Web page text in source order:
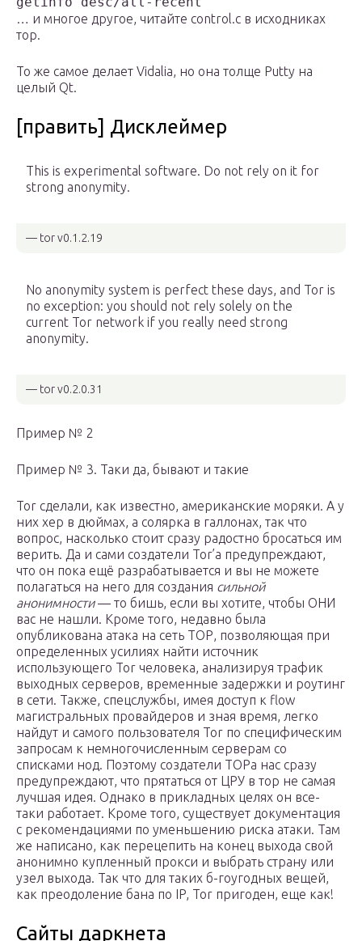
… и многое другое, читайте control.c в исходниках
тор.
То же самое делает Vidalia, но она толще Putty на
целый Qt.
[править] Дисклеймер
This is experimental software. Do not rely on it for
strong anonymity.
— tor v0.1.2.19
No anonymity system is perfect these days, and Tor is
no exception: you should not rely solely on the
current Tor network if you really need strong
anonymity.
— tor v0.2.0.31
Пример № 2
Пример № 3. Таки да, бывают и такие
Tor сделали, как известно, американские моряки. А у
них хер в дюймах, а солярка в галлонах, так что
вопрос, насколько стоит сразу радостно бросаться им
верить. Да и сами создатели Tor’а предупреждают,
что он пока ещё разрабатывается и вы не можете
полагаться на него для создания сильной
анонимности— то бишь, если вы хотите, чтобы ОНИ
вас не нашли. Кроме того, недавно была
опубликована атака на сеть ТОР, позволяющая при
определенных усилиях найти источник
использующего Tor человека, анализируя трафик
выходных серверов, временные задержки и роутинг
в сети. Также, спецслужбы, имея доступ к flow
магистральных провайдеров и зная время, легко
найдут и самого пользователя Tor по специфическим
запросам к немногочисленным серверам со
списками нод. Поэтому создатели ТОРа нас сразу
предупреждают, что прятаться от ЦРУ в тор не самая
лучшая идея. Однако в прикладных целях он все-
таки работает. Кроме того, существует документация
с рекомендациями по уменьшению риска атаки. Там
же написано, как перецепить на конец выхода свой
анонимно купленный прокси и выбрать страну или
узел выхода. Так что для таких б-гоугодных вещей,
как преодоление бана по IP, Tor пригоден, еще как!
Сайты даркнета